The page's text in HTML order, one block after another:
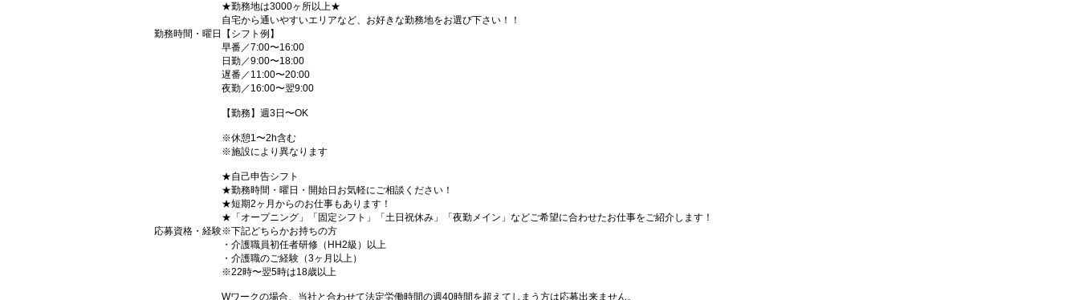
★勤務地は3000ヶ所以上★
自宅から通いやすいエリアなど、お好きな勤務地をお選び下さい！！
勤務時間・曜日
【シフト例】
早番／7:00〜16:00
日勤／9:00〜18:00
遅番／11:00〜20:00
夜勤／16:00〜翌9:00
【勤務】週3日〜OK
※休憩1〜2h含む
※施設により異なります
★自己申告シフト
★勤務時間・曜日・開始日お気軽にご相談ください！
★短期2ヶ月からのお仕事もあります！
★「オープニング」「固定シフト」「土日祝休み」「夜勤メイン」などご希望に合わせたお仕事をご紹介します！
応募資格・経験※下記どちらかお持ちの方
・介護職員初任者研修（HH2級）以上
・介護職のご経験（3ヶ月以上）
※22時〜翌5時は18歳以上
Wワークの場合、当社と合わせて法定労働時間の週40時間を超えてしまう方は応募出来ません。